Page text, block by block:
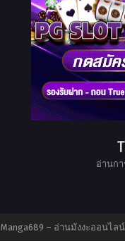
อ่านกา
Manga689 – อ่านมังงะออนไล